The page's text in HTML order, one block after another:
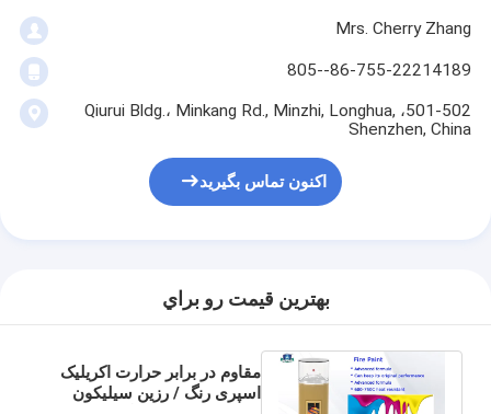
Mrs. Cherry Zhang
86-755-22214189--805
501-502، Qiurui Bldg.، Minkang Rd., Minzhi, Longhua,
Shenzhen, China
اکنون تماس بگیرید
بهترين قيمت رو براي
مقاوم در برابر حرارت اکریلیک
اسپری رنگ / رزین سیلیکون